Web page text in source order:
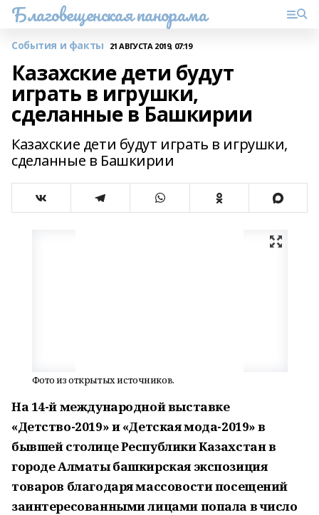
Благовещенская панорама
События и факты 21 АВГУСТА 2019, 07:19
Казахские дети будут
играть в игрушки,
сделанные в Башкирии
Казахские дети будут играть в игрушки,
сделанные в Башкирии
Фото из открытых источников.
На 14-й международной выставке
«Детство-2019» и «Детская мода-2019» в
бывшей столице Республики Казахстан в
городе Алматы башкирская экспозиция
товаров благодаря массовости посещений
заинтересованными лицами попала в число